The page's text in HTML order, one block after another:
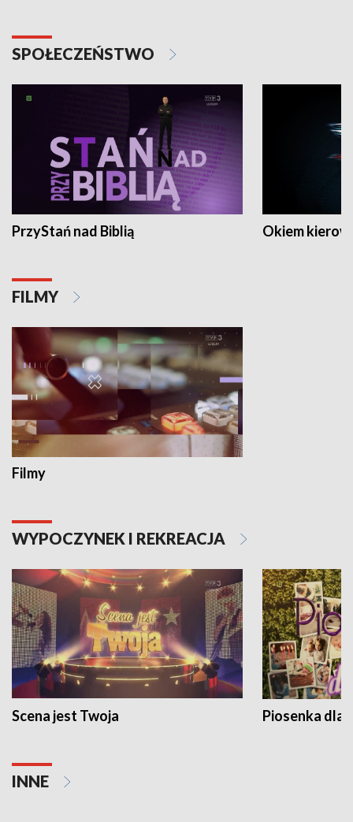
SPOŁECZEŃSTWO
PrzyStań nad Biblią Okiem
FILMY
Filmy
WYPOCZYNEK I REKREACJA
Scena jest Twoja Piosenka dla
INNE